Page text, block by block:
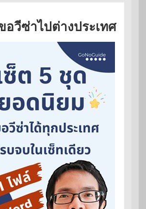
อวีซ่าไปต่างประเทศ